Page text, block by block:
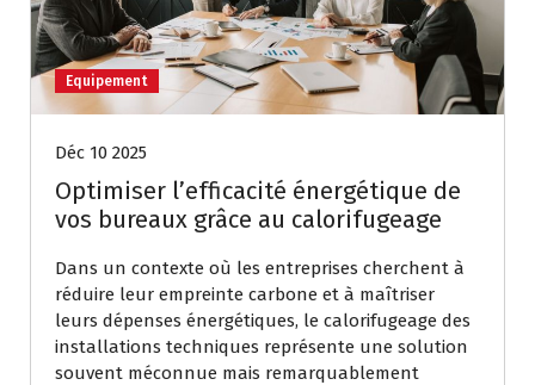
Equipement
Déc 10 2025
Optimiser l’efficacité énergétique de
vos bureaux grâce au calorifugeage
Dans un contexte où les entreprises cherchent à
réduire leur empreinte carbone et à maîtriser
leurs dépenses énergétiques, le calorifugeage des
installations techniques représente une solution
souvent méconnue mais remarquablement